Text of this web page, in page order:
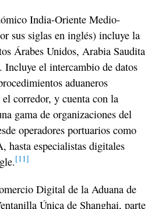
India-Oriente Medio-
sus siglas en inglés) incluye la
Árabes Unidos, Arabia Saudita
Incluye el intercambio de datos
aduaneros
corredor, y cuenta con la
gama de organizaciones del
operadores portuarios como
hasta especialistas digitales
[11]
Digital de la Aduana de
Única de Shanghai, parte